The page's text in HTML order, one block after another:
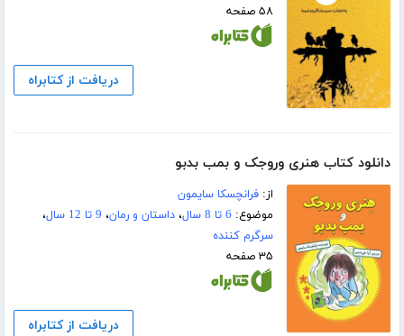
۵۸ صفحه
دریافت از کتابراه
دانلود کتاب هنری وروجک و بمب بدبو
از:فرانچسکا سایمون
موضوع: 6 تا 8 سال ،داستان و رمان، 9 تا 12 سال
،
سرگرم کننده
۳۵ صفحه
دریافت از کتابراه